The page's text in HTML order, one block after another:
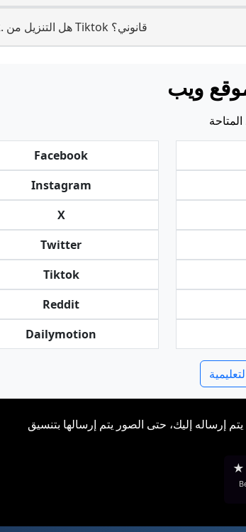
12. هل التنزيل من Tiktok قانوني؟
ويب
Facebook
Instagram
X
Twitter
Tiktok
Reddit
Dailymotion
★